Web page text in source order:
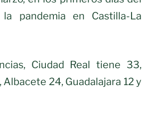
pandemia en Castilla-La
Ciudad Real tiene 33,
Albacete 24, Guadalajara 12 y